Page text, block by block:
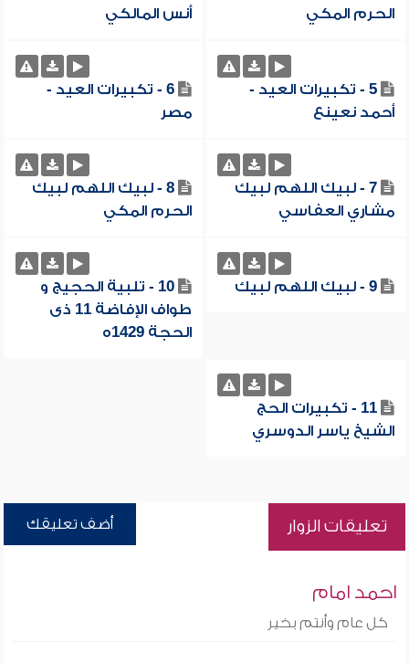
الحرم المكي
أنس المالكي
5 - تكبيرات العيد -
أحمد نعينع
6 - تكبيرات العيد -
مصر
7 - لبيك اللهم لبيك
مشاري العفاسي
8 - لبيك اللهم لبيك
الحرم المكي
9 - لبيك اللهم لبيك
10 - تلبية الحجيج و
طواف الإفاضة 11 ذى
الحجة 1429ه
11 - تكبيرات الحج
الشيخ ياسر الدوسري
تعليقات الزوار أضف تعليقك
احمد امام
كل عام وأنتم بخير